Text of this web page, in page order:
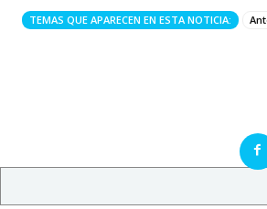
TEMAS QUE APARECEN EN ESTA NOTICIA: